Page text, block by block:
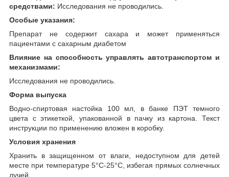
средствами: Исследования не проводились.
Особые указания:
Препарат не содержит сахара и может применяться
пациентами с сахарным диабетом
Влияние на способность управлять автотранспортом и
механизмами:
Исследования не проводились.
Форма выпуска
Водно-спиртовая настойка 100 мл, в банке ПЭТ темного
цвета с этикеткой, упакованной в пачку из картона. Текст
инструкции по применению вложен в коробку.
Условия хранения
Хранить в защищенном от влаги, недоступном для детей
месте при температуре 5°С-25°С, избегая прямых солнечных
лучей.